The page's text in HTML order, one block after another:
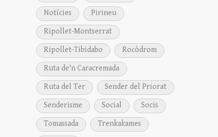
Notícies
Pirineu
Ripollet-Montserrat
Ripollet-Tibidabo
Rocòdrom
Ruta de'n Caracremada
Ruta del Ter
Sender del Priorat
Senderisme
Social
Socis
Tomassada
Trenkakames